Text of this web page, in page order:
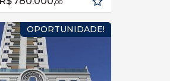
00
OPORTUNIDADE!